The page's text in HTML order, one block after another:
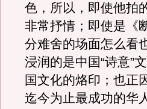
色，所以，即使他拍
非常抒情；即使是《
分难舍的场面怎么看
浸润的是中国“诗意”
国文化的烙印；也正
迄今为止最成功的华